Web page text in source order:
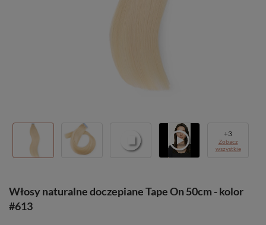
+3
Zobacz
wszystkie
Włosy naturalne doczepiane Tape On 50cm - kolor
#613